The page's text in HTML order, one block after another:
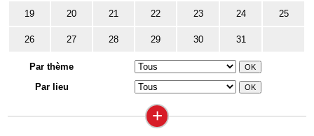
19 20 21 22 23 24 25
26 27 28 29 30 31
Par thème
Par lieu
+